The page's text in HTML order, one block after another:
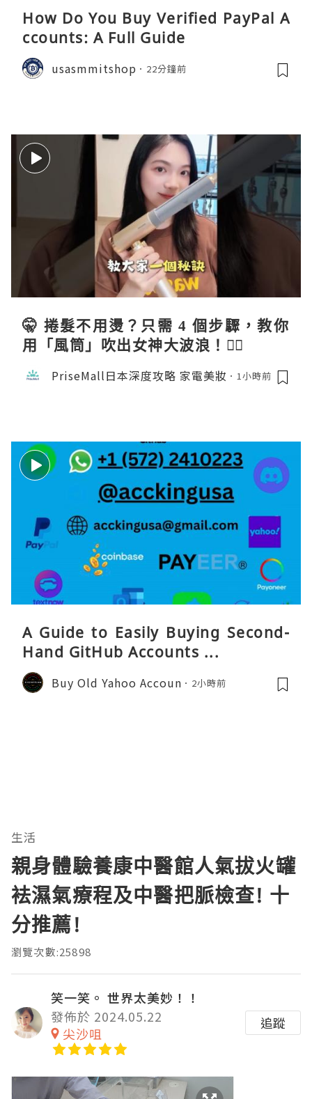
How Do You Buy Verified PayPal A
ccounts: A Full Guide
usasmmitshop 22分鐘前
🤫 捲髮不用燙？只需 4 個步驟，教你
用「風筒」吹出女神大波浪！💇‍♀️
PriseMall日本深度攻略 家電美妝 1小時前
A Guide to Easily Buying Second-
Hand GitHub Accounts ...
Buy Old Yahoo Accoun 2小時前
生活
親身體驗養康中醫館人氣拔火罐
袪濕氣療程及中醫把脈檢查! 十
分推薦!
瀏覽次數:25898
笑一笑。 世界太美妙！！
發佈於 2024.05.22
尖沙咀
追蹤